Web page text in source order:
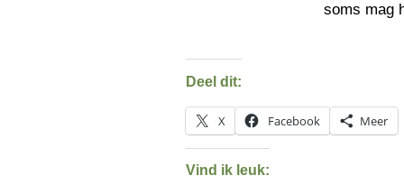
soms mag
Deel dit:
X Facebook Meer
Vind ik leuk: